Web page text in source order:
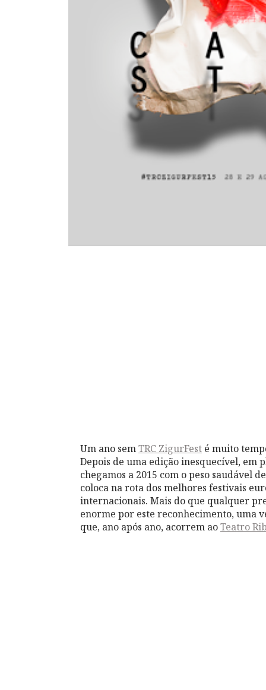
Um ano semTRC ZigurFest é muito
Depois de uma edição inesquecível, em
chegamos a 2015 com o peso saudável
coloca na rota dos melhores festivais
internacionais. Mais do que qualquer
enorme por este reconhecimento, uma
que, ano após ano, acorrem aoTeatro